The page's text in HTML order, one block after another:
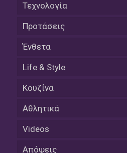
Τεχνολογία
Προτάσεις
Ένθετα
Life & Style
Κουζίνα
Αθλητικά
Videos
Απόψεις